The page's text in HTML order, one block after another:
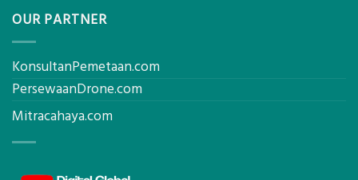
OUR PARTNER
KonsultanPemetaan.com
PersewaanDrone.com
Mitracahaya.com